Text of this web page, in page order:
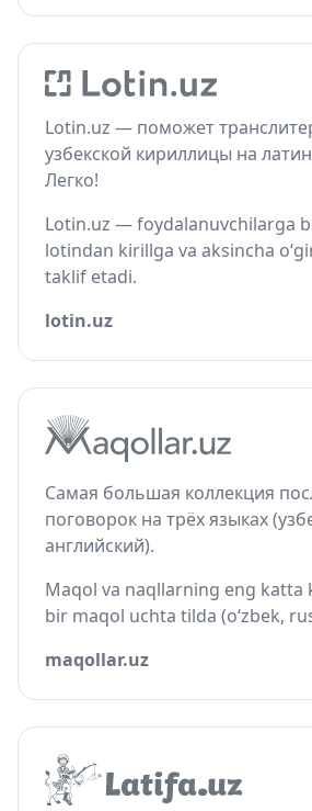
Lotin.uz — поможет
узбекской кириллицы на
Легко!
Lotin.uz — foydalanuvchilarga
lotindan kirillga va aksincha
taklif etadi.
lotin.uz
Самая большая коллекция
поговорок на трёх языках
английский).
Maqol va naqllarning eng katta
bir maqol uchta tilda (o‘zbek,
maqollar.uz